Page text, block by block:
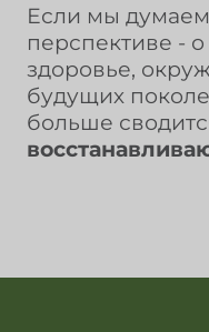
Если мы
перспективе -
здоровье,
будущих
больше